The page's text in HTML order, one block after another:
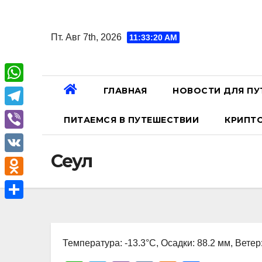
содержанию
Пт. Авг 7th, 2026 11:33:21 AM
ГЛАВНАЯ НОВОСТИ ДЛЯ
ПИТАЕМСЯ В ПУТЕШЕСТВИИ
Сеул
Температура: -13.3°C, Осадки: 88.2 мм,
W
h
a
A
T
e
l
e
g
V
i
b
e
V
K
O